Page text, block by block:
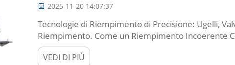
2025-11-20 14:07:37
Tecnologie di Riempimento di Precisione: Ugelli,
Riempimento. Come un Riempimento Incoerente
Conformità. Piccole differenze nella misurazione
costare una fortuna alle aziende per quanto
VEDI DI PIÙ